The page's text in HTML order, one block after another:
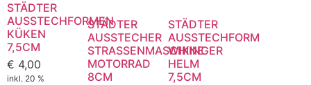
STÄDTER
AUSSTECHFORMEN
KÜKEN
7,5CM
€ 4,00
inkl. 20 %
STÄDTER
AUSSTECHER
STRASSENMASCHINE
MOTORRAD
8CM
STÄDTER
AUSSTECHFORM
WIKINGER
HELM
7,5CM